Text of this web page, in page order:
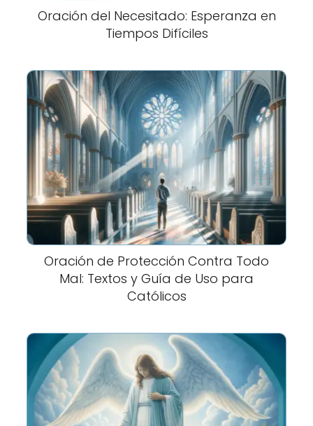
Oración del Necesitado: Esperanza en
Tiempos Difíciles
Oración de Protección Contra Todo
Mal: Textos y Guía de Uso para
Católicos